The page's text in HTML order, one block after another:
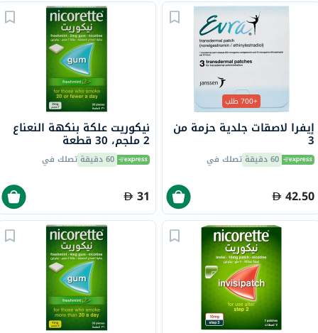
+700 طلب
إيفرا لاصقات جلدية حزمة من
3
60 دقيقة تصلك في
42.50
نيكوريت علكة بنكهة النعناع
2 ملجم، 30 قطعة
60 دقيقة تصلك في
31